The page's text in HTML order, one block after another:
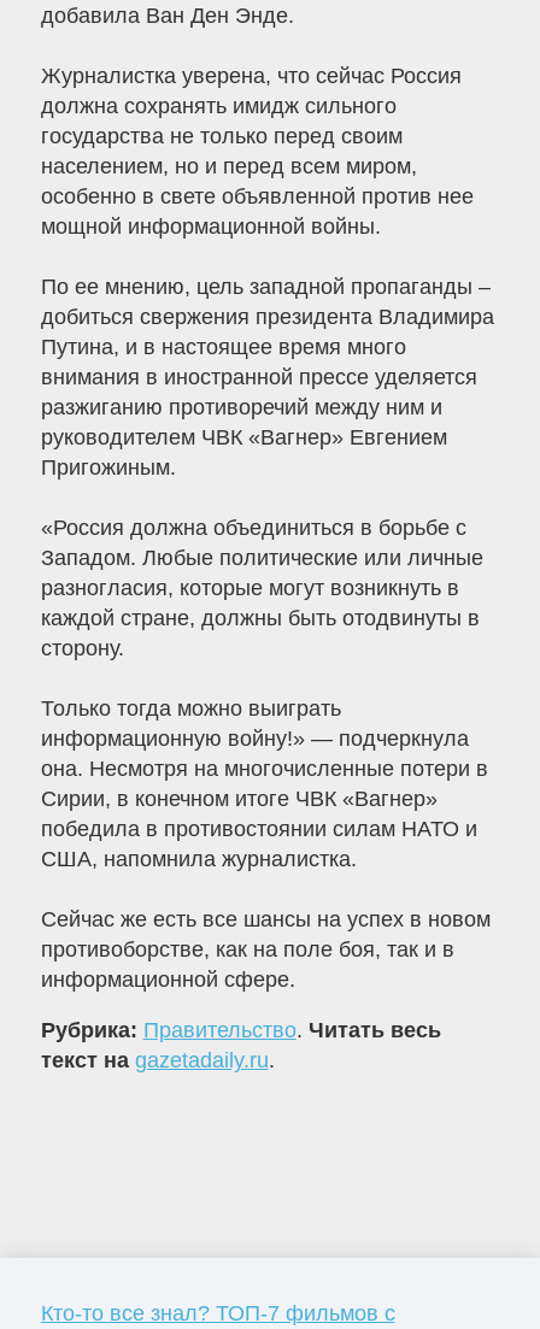
добавила Ван Ден Энде.
Журналистка уверена, что сейчас Россия
должна сохранять имидж сильного
государства не только перед своим
населением, но и перед всем миром,
особенно в свете объявленной против нее
мощной информационной войны.
По ее мнению, цель западной пропаганды –
добиться свержения президента Владимира
Путина, и в настоящее время много
внимания в иностранной прессе уделяется
разжиганию противоречий между ним и
руководителем ЧВК «Вагнер» Евгением
Пригожиным.
«Россия должна объединиться в борьбе с
Западом. Любые политические или личные
разногласия, которые могут возникнуть в
каждой стране, должны быть отодвинуты в
сторону.
Только тогда можно выиграть
информационную войну!» — подчеркнула
она. Несмотря на многочисленные потери в
Сирии, в конечном итоге ЧВК «Вагнер»
победила в противостоянии силам НАТО и
США, напомнила журналистка.
Сейчас же есть все шансы на успех в новом
противоборстве, как на поле боя, так и в
информационной сфере.
Рубрика: Правительство. Читать весь
текст на gazetadaily.ru.
Кто-то все знал? ТОП-7 фильмов с